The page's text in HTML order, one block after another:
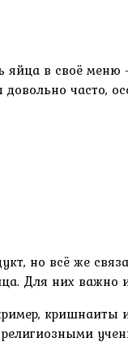
яйца в своё меню
часто,
но всё же
Для них
кришнаиты